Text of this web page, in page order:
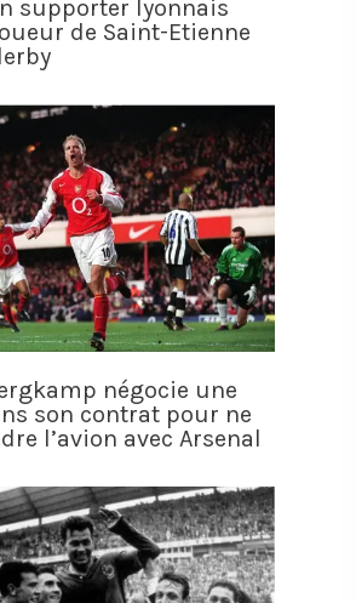
supporter lyonnais
de Saint-Etienne
négocie une
son contrat pour ne
l’avion avec Arsenal